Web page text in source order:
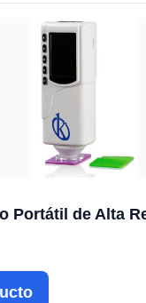
Portátil de Alta